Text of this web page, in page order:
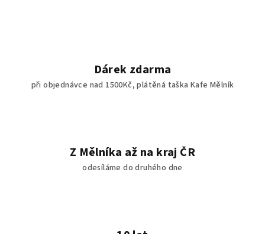
Dárek zdarma
při objednávce nad 1500Kč, plátěná taška Kafe Mělník
Z Mělníka až na kraj ČR
odesíláme do druhého dne